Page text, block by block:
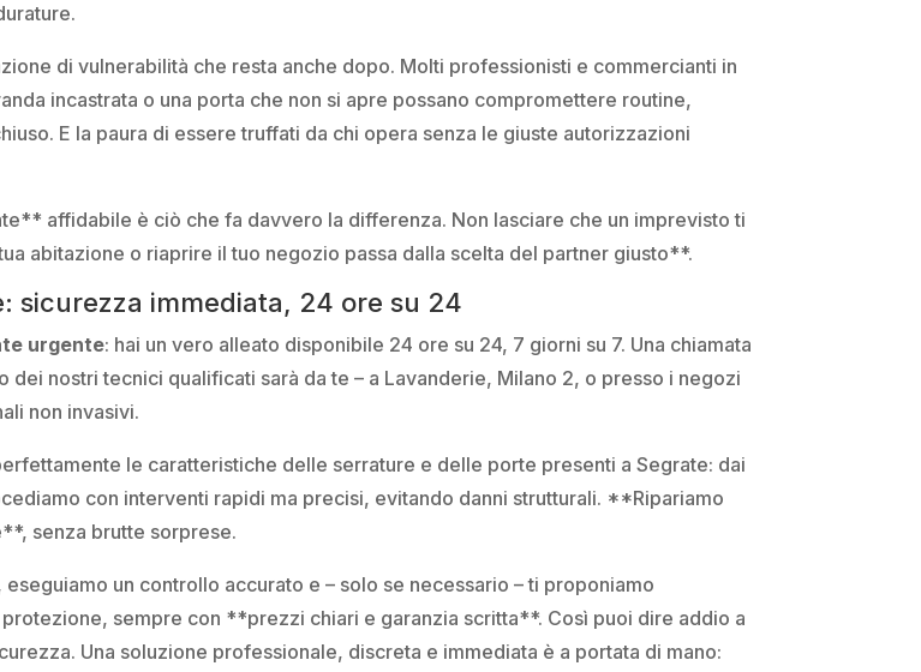
di vulnerabilità che resta anche dopo. Molti professionisti e commercianti in
incastrata o una porta che non si apre possano compromettere routine,
E la paura di essere truffati da chi opera senza le giuste autorizzazioni
affidabile è ciò che fa davvero la differenza. Non lasciare che un imprevisto ti
abitazione o riaprire il tuo negozio passa dalla scelta del partner giusto**.
sicurezza immediata, 24 ore su 24
urgente: hai un vero alleato disponibile 24 ore su 24, 7 giorni su 7. Una chiamata
nostri tecnici qualificati sarà da te – a Lavanderie, Milano 2, o presso i negozi
non invasivi.
le caratteristiche delle serrature e delle porte presenti a Segrate: dai
con interventi rapidi ma precisi, evitando danni strutturali. **Ripariamo
senza brutte sorprese.
un controllo accurato e – solo se necessario – ti proponiamo
sempre con **prezzi chiari e garanzia scritta**. Così puoi dire addio a
Una soluzione professionale, discreta e immediata è a portata di mano: